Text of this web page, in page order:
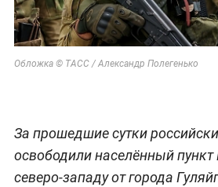
Обложка © ТАСС / Александр Полегенько
За прошедшие сутки
освободили населённый пункт
северо-западу от города